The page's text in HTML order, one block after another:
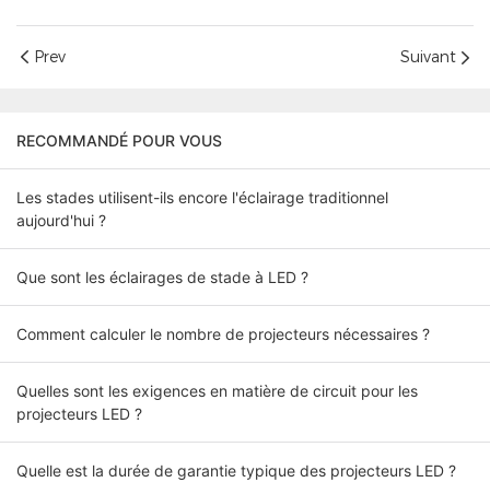
Prev Suivant
RECOMMANDÉ POUR VOUS
Les stades utilisent-ils encore l'éclairage traditionnel
aujourd'hui ?
Que sont les éclairages de stade à LED ?
Comment calculer le nombre de projecteurs nécessaires ?
Quelles sont les exigences en matière de circuit pour les
projecteurs LED ?
Quelle est la durée de garantie typique des projecteurs LED ?